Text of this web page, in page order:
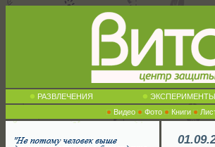
РАЗВЛЕЧЕНИЯ ЭКСПЕРИМЕНТЫ
Видео
Фото Книги